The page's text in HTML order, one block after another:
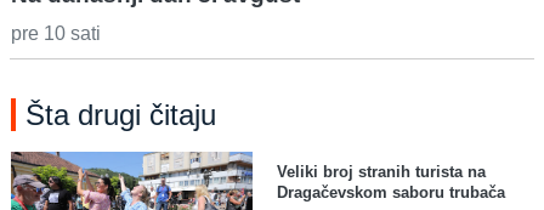
pre 10 sati
Šta drugi čitaju
Veliki broj stranih turista na
Dragačevskom saboru trubača